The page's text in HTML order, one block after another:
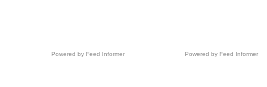
Powered by Feed Informer Powered by Feed Informer